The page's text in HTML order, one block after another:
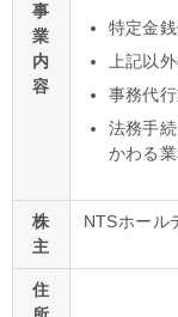
事
業
内
容
特定金
上記以
事務代
法務手
かわる
株
主
NTSホール
住